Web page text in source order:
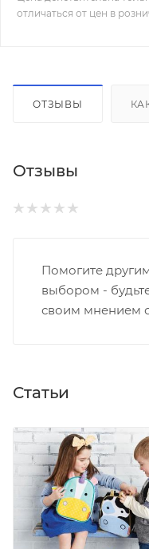
отличаться от цен в
ОТЗЫВЫ
Отзывы
Помогите
выбором -
своим мнением
Статьи